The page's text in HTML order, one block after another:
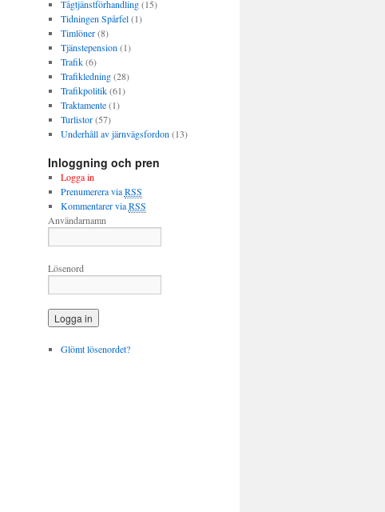
Tågtjänstförhandling(15)
Tidningen Spårfel(1)
Timlöner(8)
Tjänstepension (1)
Trafik(6)
Trafikledning(28)
Trafikpolitik(61)
Traktamente(1)
Turlistor(57)
Underhåll av järnvägsfordon (13)
Inloggning och pren
Logga in
Prenumerera viaRSS
Kommentarer viaRSS
Användarnamn
Lösenord
Glömt lösenordet?